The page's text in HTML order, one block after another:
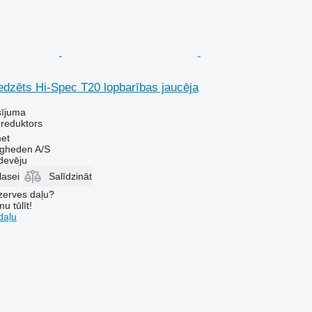
Hi-Spec T20 lopbarības jaucēja
A/S
Salīdzināt
daļu?
tūlīt!